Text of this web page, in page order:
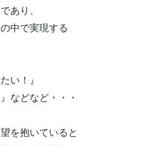
あり、
中で実現する
い！』
などなど・・・
を抱いていると